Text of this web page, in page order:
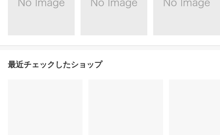
最近チェックしたショップ